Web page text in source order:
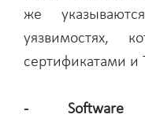
же
уязвимостях,
сертификатами и
- Software